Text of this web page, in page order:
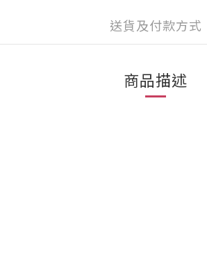
送貨及付款方式
商品描述